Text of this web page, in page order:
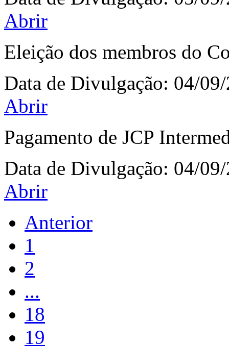
Abrir
Eleição dos membros do
Data de Divulgação: 04/
Abrir
Pagamento de JCP
Data de Divulgação: 04/
Abrir
Anterior
1
2
...
18
19